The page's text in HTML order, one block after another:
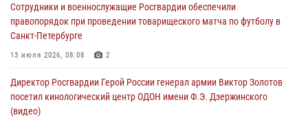
посетили мастер-класс по художественной гимнастике
05 августа 2026, 13:00 3
Офицеры Росгвардии и ветераны войск правопорядка почтили
05 августа 2026, 12:40
Росгвардейцы приняли участие в акции «Волна памяти»,
Сотрудники и военнослужащие Росгвардии обеспечили
правопорядок при проведении товарищеского матча по футболу в
Санкт-Петербурге
13 июля 2026, 08:08 2
Директор Росгвардии Герой России генерал армии Виктор Золотов
посетил кинологический центр ОДОН имени Ф.Э. Дзержинского
(видео)